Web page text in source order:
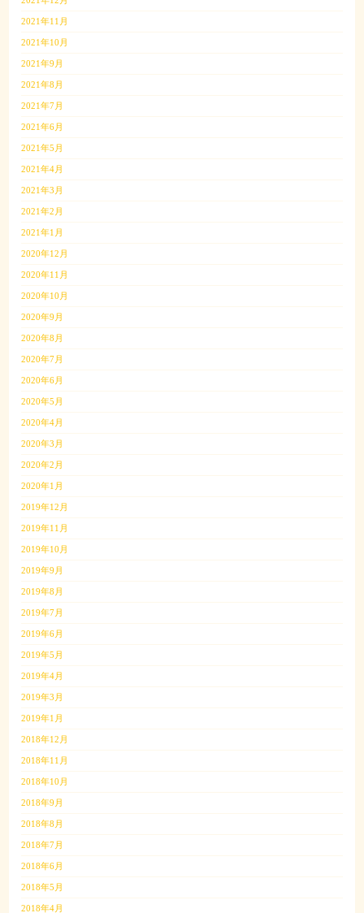
2021年11月
2021年10月
2021年9月
2021年8月
2021年7月
2021年6月
2021年5月
2021年4月
2021年3月
2021年2月
2021年1月
2020年12月
2020年11月
2020年10月
2020年9月
2020年8月
2020年7月
2020年6月
2020年5月
2020年4月
2020年3月
2020年2月
2020年1月
2019年12月
2019年11月
2019年10月
2019年9月
2019年8月
2019年7月
2019年6月
2019年5月
2019年4月
2019年3月
2019年1月
2018年12月
2018年11月
2018年10月
2018年9月
2018年8月
2018年7月
2018年6月
2018年5月
2018年4月